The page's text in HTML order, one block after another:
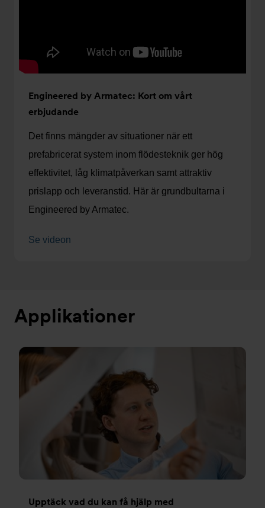
Engineered by Armatec: Kort om vårt
erbjudande
Det finns mängder av situationer när ett
prefabricerat system inom flödesteknik ger hög
effektivitet, låg klimatpåverkan samt attraktiv
prislapp och leveranstid. Här är grundbultarna i
Engineered by Armatec.
Se videon
Applikationer
Upptäck vad du kan få hjälp med